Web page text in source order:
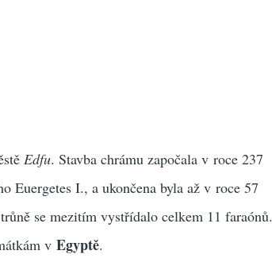
Edfu. Stavba chrámu započala v roce 237
Euergetes I., a ukončena byla až v roce 57
se mezitím vystřídalo celkem 11 faraónů.
vEgyptě.